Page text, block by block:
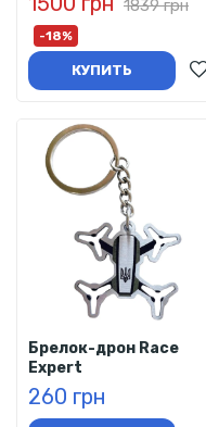
1839 грн
-18%
КУПИТЬ
Брелок-дрон Race
Expert
260 грн